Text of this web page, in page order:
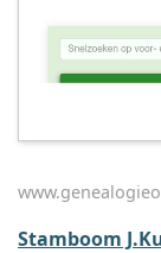
Stamboom